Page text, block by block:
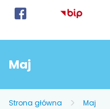
Maj
Strona główna Maj